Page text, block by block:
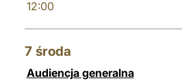
12:00
7 środa
Audiencja generalna